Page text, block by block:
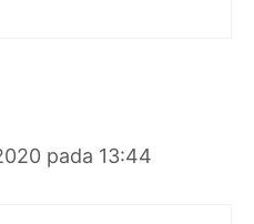
pada 13:44